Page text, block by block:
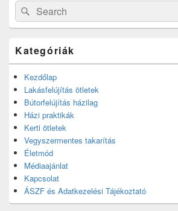
Search
for:
Search
Kategóriák
Kezdőlap
Lakásfelújítás ötletek
Bútorfelújítás házilag
Házi praktikák
Kerti ötletek
Vegyszermentes takarítás
Életmód
Médiaajánlat
Kapcsolat
ÁSZF és Adatkezelési Tájékoztató